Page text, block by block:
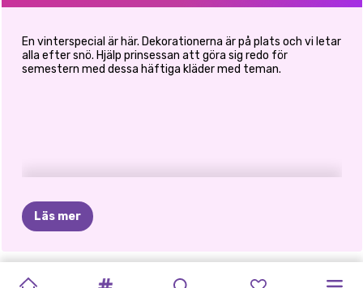
En vinterspecial är här. Dekorationerna är på plats och vi letar
alla efter snö. Hjälp prinsessan att göra sig redo för
semestern med dessa häftiga kläder med teman.
Läs mer
PRINSESSORNAS
FROZEN
GÖR SYSTRARNAS SISTERS